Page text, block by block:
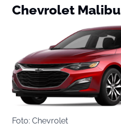
Chevrolet Malibu
Foto: Chevrolet